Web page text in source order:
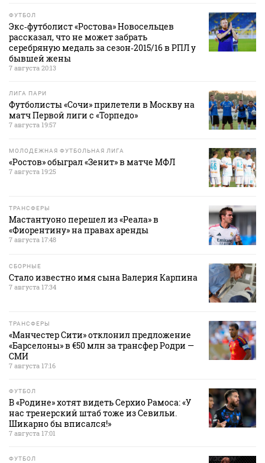
ФУТБОЛ
Экс‑футболист «Ростова» Новосельцев
рассказал, что не может забрать
серебряную медаль за сезон‑2015/16 в РПЛ у
бывшей жены
7 августа 20:13
ЛИГА ПАРИ
Футболисты «Сочи» прилетели в Москву на
матч Первой лиги с «Торпедо»
7 августа 19:57
МОЛОДЕЖНАЯ ФУТБОЛЬНАЯ ЛИГА
«Ростов» обыграл «Зенит» в матче МФЛ
7 августа 19:25
ТРАНСФЕРЫ
Мастантуоно перешел из «Реала» в
«Фиорентину» на правах аренды
7 августа 17:48
СБОРНЫЕ
Стало известно имя сына Валерия Карпина
7 августа 17:34
ТРАНСФЕРЫ
«Манчестер Сити» отклонил предложение
«Барселоны» в €50 млн за трансфер Родри —
СМИ
7 августа 17:16
ФУТБОЛ
В «Родине» хотят видеть Серхио Рамоса: «У
нас тренерский штаб тоже из Севильи.
Шикарно бы вписался!»
7 августа 17:01
ФУТБОЛ